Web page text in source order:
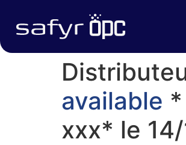
available
ххх* le